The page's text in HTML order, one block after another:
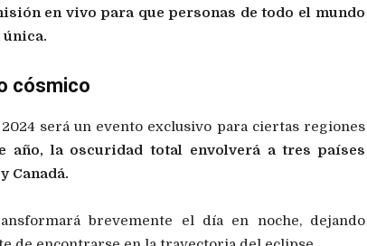
en vivo para que personas de todo el mundo
única.
cósmico
será un evento exclusivo para ciertas regiones
año, la oscuridad total envolverá a tres países
Canadá.
brevemente el día en noche, dejando